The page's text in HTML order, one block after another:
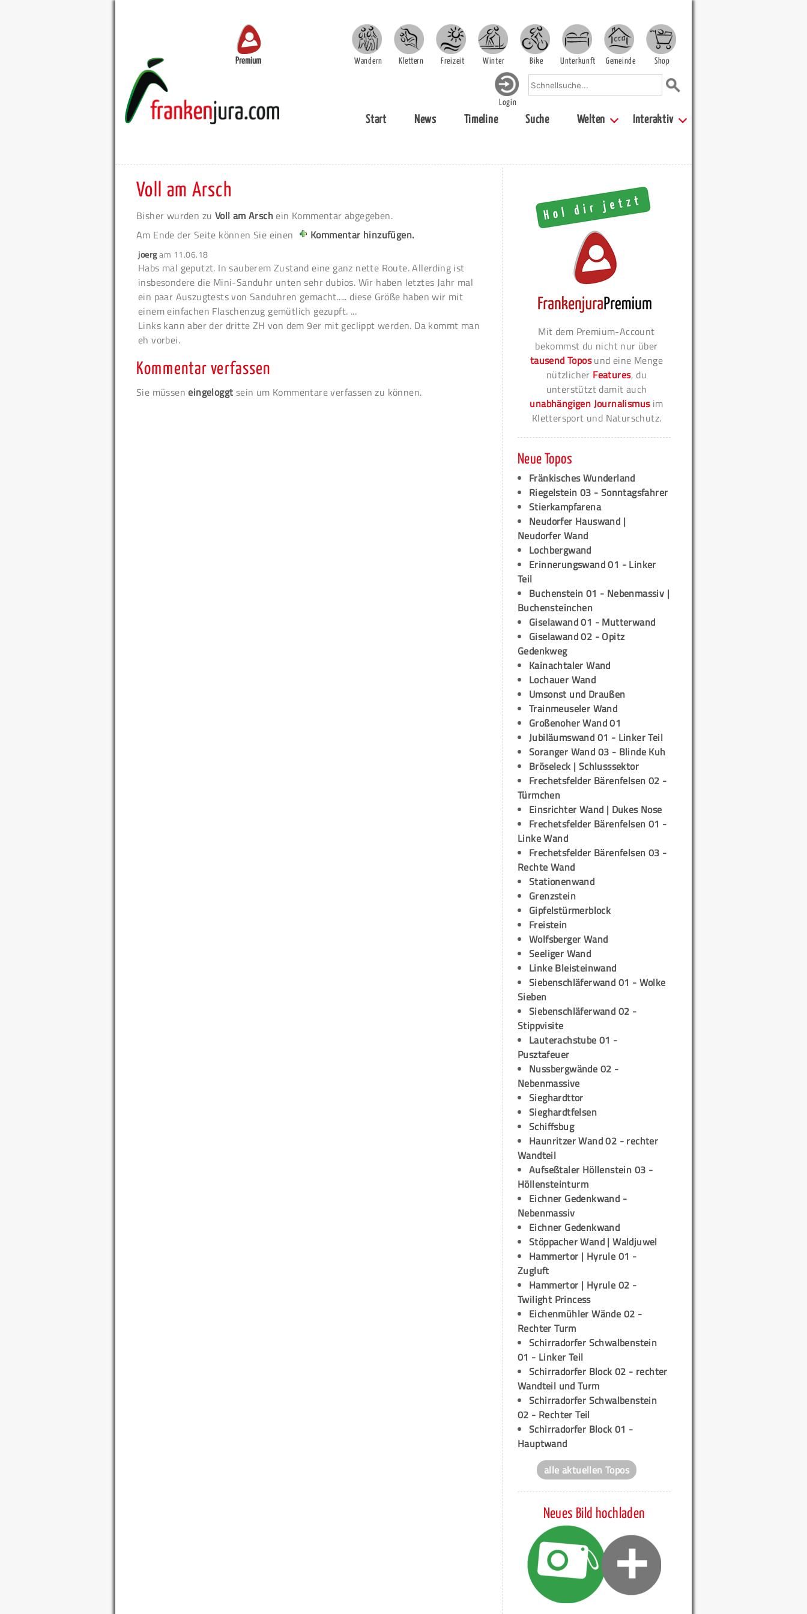
Premium Wandern Klettern Freizeit Winter Bike Unterkunft Gemeinde Shop
Login
Start News Timeline Suche Welten Interaktiv
Voll am Arsch
Bisher wurden zu Voll am Arschein Kommentar abgegeben.
Am Ende der Seite können Sie einen
Kommentar hinzufügen.
joergam 11.06.18
Habs mal geputzt. In sauberem Zustand eine ganz nette Route. Allerding ist
insbesondere die Mini-Sanduhr unten sehr dubios. Wir haben letztes Jahr mal
ein paar Auszugtests von Sanduhren gemacht..... diese Größe haben wir mit
einem einfachen Flaschenzug gemütlich gezupft. ...
Links kann aber der dritte ZH von dem 9er mit geclippt werden. Da kommt man
eh vorbei.
Kommentar verfassen
Sie müsseneingeloggt sein um Kommentare verfassen zu können.
Mit dem Premium-Account
bekommst du nicht nur über
tausend Toposund eine Menge
nützlicher Features, du
unterstützt damit auch
unabhängigen Journalismusim
Klettersport und Naturschutz.
Neue Topos
Fränkisches Wunderland
Riegelstein 03 - Sonntagsfahrer
Stierkampfarena
Neudorfer Hauswand |
Neudorfer Wand
Lochbergwand
Erinnerungswand 01 - Linker
Teil
Buchenstein 01 - Nebenmassiv |
Buchensteinchen
Giselawand 01 - Mutterwand
Giselawand 02 - Opitz
Gedenkweg
Kainachtaler Wand
Lochauer Wand
Umsonst und Draußen
Trainmeuseler Wand
Großenoher Wand 01
Jubiläumswand 01 - Linker Teil
Soranger Wand 03 - Blinde Kuh
Bröseleck | Schlusssektor
Frechetsfelder Bärenfelsen 02 -
Türmchen
Einsrichter Wand | Dukes Nose
Frechetsfelder Bärenfelsen 01 -
Linke Wand
Frechetsfelder Bärenfelsen 03 -
Rechte Wand
Stationenwand
Grenzstein
Gipfelstürmerblock
Freistein
Wolfsberger Wand
Seeliger Wand
Linke Bleisteinwand
Siebenschläferwand 01 - Wolke
Sieben
Siebenschläferwand 02 -
Stippvisite
Lauterachstube 01 -
Pusztafeuer
Nussbergwände 02 -
Nebenmassive
Sieghardttor
Sieghardtfelsen
Schiffsbug
Haunritzer Wand 02 - rechter
Wandteil
Aufseßtaler Höllenstein 03 -
Höllensteinturm
Eichner Gedenkwand -
Nebenmassiv
Eichner Gedenkwand
Stöppacher Wand | Waldjuwel
Hammertor | Hyrule 01 -
Zugluft
Hammertor | Hyrule 02 -
Twilight Princess
Eichenmühler Wände 02 -
Rechter Turm
Schirradorfer Schwalbenstein
01 - Linker Teil
Schirradorfer Block 02 - rechter
Wandteil und Turm
Schirradorfer Schwalbenstein
02 - Rechter Teil
Schirradorfer Block 01 -
Hauptwand
alle aktuellen Topos
Neues Bild hochladen